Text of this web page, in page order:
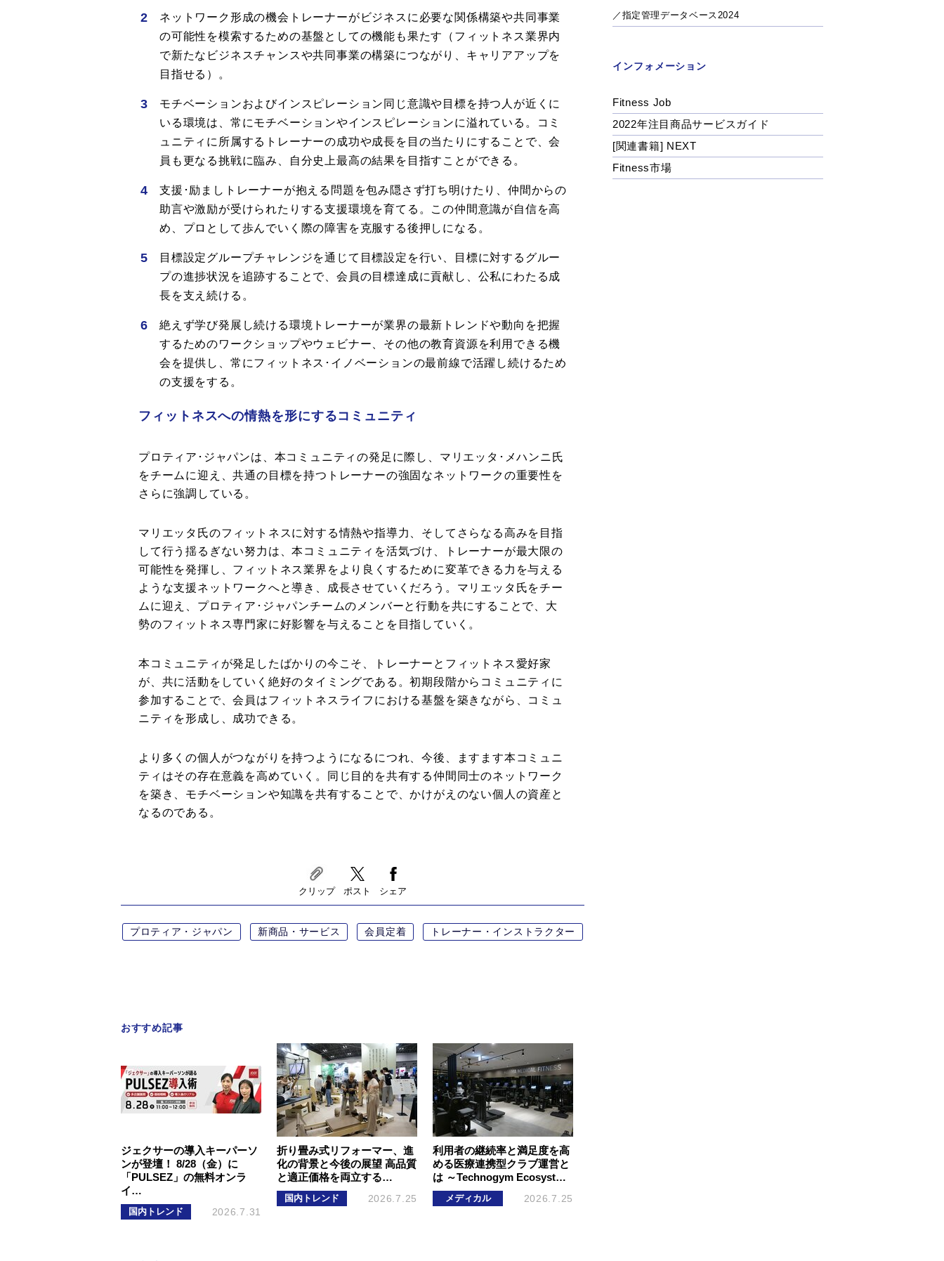
ネットワーク形成の機会トレーナーがビジネスに必要な関係構築や共同事業
の可能性を模索するための基盤としての機能も果たす（フィットネス業界内
で新たなビジネスチャンスや共同事業の構築につながり、キャリアアップを
目指せる）。
モチベーションおよびインスピレーション同じ意識や目標を持つ人が近くに
いる環境は、常にモチベーションやインスピレーションに溢れている。コミ
ュニティに所属するトレーナーの成功や成長を目の当たりにすることで、会
員も更なる挑戦に臨み、自分史上最高の結果を目指すことができる。
支援･励ましトレーナーが抱える問題を包み隠さず打ち明けたり、仲間からの
助言や激励が受けられたりする支援環境を育てる。この仲間意識が自信を高
め、プロとして歩んでいく際の障害を克服する後押しになる。
目標設定グループチャレンジを通じて目標設定を行い、目標に対するグルー
プの進捗状況を追跡することで、会員の目標達成に貢献し、公私にわたる成
長を支え続ける。
絶えず学び発展し続ける環境トレーナーが業界の最新トレンドや動向を把握
するためのワークショップやウェビナー、その他の教育資源を利用できる機
会を提供し、常にフィットネス･イノベーションの最前線で活躍し続けるため
の支援をする。
フィットネスへの情熱を形にするコミュニティ
プロティア･ジャパンは、本コミュニティの発足に際し、マリエッタ･メハンニ氏
をチームに迎え、共通の目標を持つトレーナーの強固なネットワークの重要性を
さらに強調している。
マリエッタ氏のフィットネスに対する情熱や指導力、そしてさらなる高みを目指
して行う揺るぎない努力は、本コミュニティを活気づけ、トレーナーが最大限の
可能性を発揮し、フィットネス業界をより良くするために変革できる力を与える
ような支援ネットワークへと導き、成長させていくだろう。マリエッタ氏をチー
ムに迎え、プロティア･ジャパンチームのメンバーと行動を共にすることで、大
勢のフィットネス専門家に好影響を与えることを目指していく。
本コミュニティが発足したばかりの今こそ、トレーナーとフィットネス愛好家
が、共に活動をしていく絶好のタイミングである。初期段階からコミュニティに
参加することで、会員はフィットネスライフにおける基盤を築きながら、コミュ
ニティを形成し、成功できる。
より多くの個人がつながりを持つようになるにつれ、今後、ますます本コミュニ
ティはその存在意義を高めていく。同じ目的を共有する仲間同士のネットワーク
を築き、モチベーションや知識を共有することで、かけがえのない個人の資産と
なるのである。
クリップ ポスト シェア
プロティア・ジャパン 新商品・サービス 会員定着 トレーナー・インストラクター
おすすめ記事
ジェクサーの導入キーパーソ
ンが登壇！ 8/28（金）に
「PULSEZ」の無料オンラ
イ…
国内トレンド 2026.7.31
折り畳み式リフォーマー、進
化の背景と今後の展望 高品質
と適正価格を両立する…
国内トレンド 2026.7.25
利用者の継続率と満足度を高
める医療連携型クラブ運営と
は ～Technogym Ecosyst…
メディカル 2026.7.25
／指定管理データベース2024
インフォメーション
Fitness Job
2022年注目商品サービスガイド
[関連書籍] NEXT
Fitness市場